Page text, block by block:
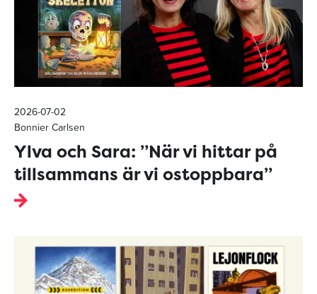
2026-07-02
Bonnier Carlsen
Ylva och Sara: ”När vi hittar på
tillsammans är vi ostoppbara”